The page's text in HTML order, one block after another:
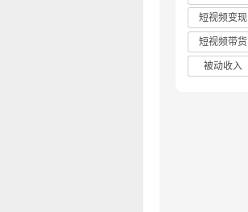
短视频变现
短视频带货
被动收入